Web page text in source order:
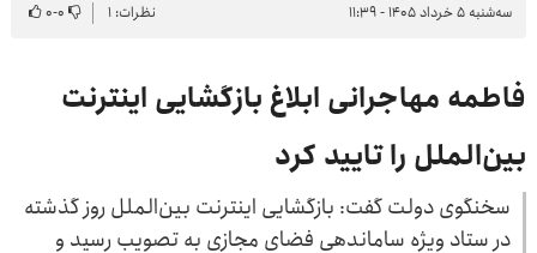
سه‌شنبه ۵ خرداد ۱۴۰۵ - ۱۱:۳۹
نظرات: ۱ ۰-۰
فاطمه مهاجرانی ابلاغ بازگشایی اینترنت
بین‌الملل را تایید کرد
سخنگوی دولت گفت: بازگشایی اینترنت بین‌الملل روز گذشته
در ستاد ویژه ساماندهی فضای مجازی به تصویب رسید و